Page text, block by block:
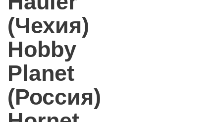
(Чехия)
Hobby
Planet
(Россия)